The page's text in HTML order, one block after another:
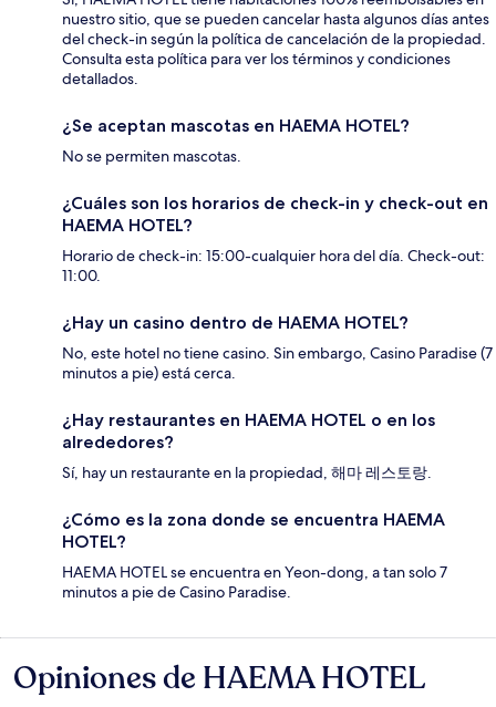
nuestro sitio, que se pueden cancelar hasta algunos días antes
del check-in según la política de cancelación de la propiedad.
Consulta esta política para ver los términos y condiciones
detallados.
¿Se aceptan mascotas en HAEMA HOTEL?
No se permiten mascotas.
¿Cuáles son los horarios de check-in y check-out en
HAEMA HOTEL?
Horario de check-in: 15:00-cualquier hora del día. Check-out:
11:00.
¿Hay un casino dentro de HAEMA HOTEL?
No, este hotel no tiene casino. Sin embargo, Casino Paradise (7
minutos a pie) está cerca.
¿Hay restaurantes en HAEMA HOTEL o en los
alrededores?
Sí, hay un restaurante en la propiedad, 해마 레스토랑.
¿Cómo es la zona donde se encuentra HAEMA
HOTEL?
HAEMA HOTEL se encuentra en Yeon-dong, a tan solo 7
minutos a pie de Casino Paradise.
Opiniones
Opiniones de HAEMA HOTEL